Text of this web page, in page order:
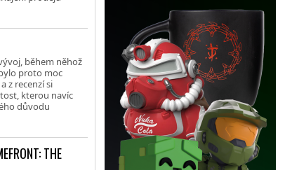
během něhož
proto moc
z recenzí si
kterou navíc
důvodu
THE